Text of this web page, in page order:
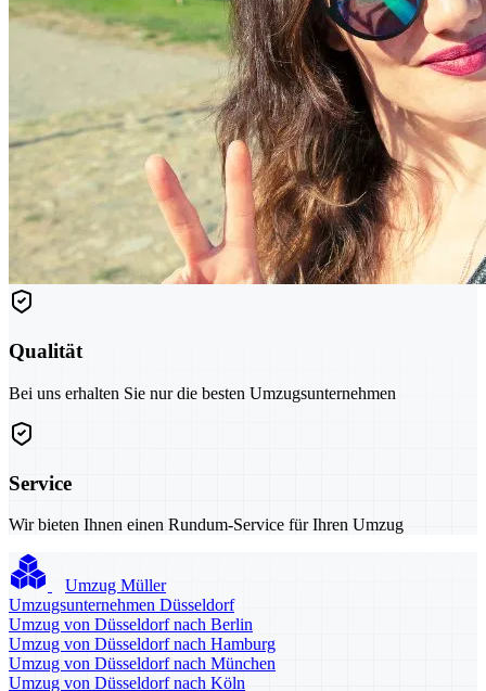
Qualität
Bei uns erhalten Sie nur die besten Umzugsunternehmen
Service
Wir bieten Ihnen einen Rundum-Service für Ihren Umzug
Umzug Müller
Umzugsunternehmen Düsseldorf
Umzug von Düsseldorf nach Berlin
Umzug von Düsseldorf nach Hamburg
Umzug von Düsseldorf nach München
Umzug von Düsseldorf nach Köln